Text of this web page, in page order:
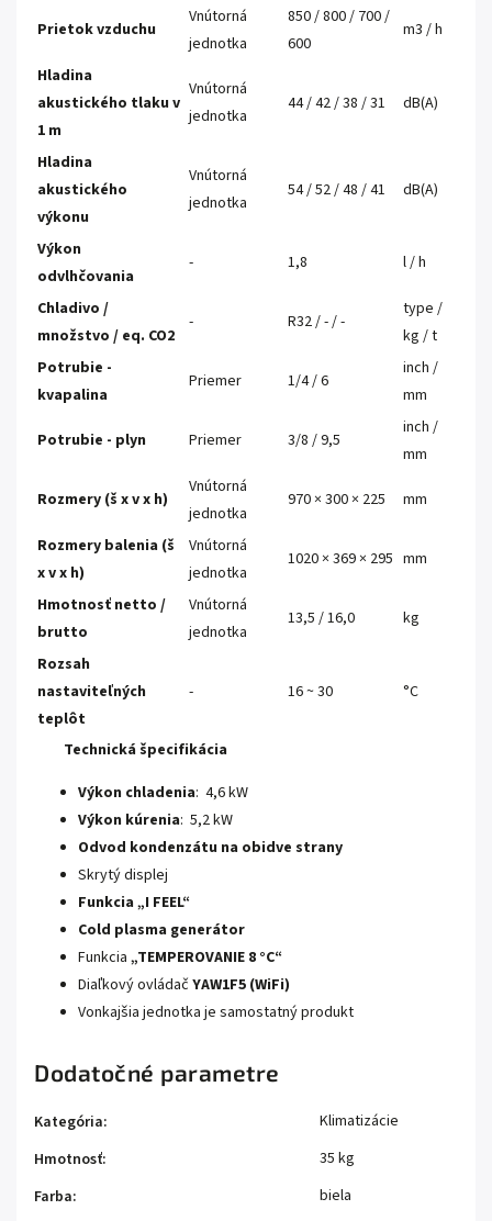
Prietok vzduchu
Vnútorná
jednotka
850 / 800 / 700 /
600
m3 / h
Hladina
akustického tlaku v
1 m
Vnútorná
jednotka
44 / 42 / 38 / 31 dB(A)
Hladina
akustického
výkonu
Vnútorná
jednotka
54 / 52 / 48 / 41 dB(A)
Výkon
odvlhčovania
- 1,8 l / h
Chladivo /
množstvo / eq. CO2
- R32 / - / -
type /
kg / t
Potrubie -
kvapalina
Priemer 1/4 / 6
inch /
mm
Potrubie - plyn Priemer 3/8 / 9,5
inch /
mm
Rozmery (š x v x h)
Vnútorná
jednotka
970 × 300 × 225 mm
Rozmery balenia (š
x v x h)
Vnútorná
jednotka
1020 × 369 × 295 mm
Hmotnosť netto /
brutto
Vnútorná
jednotka
13,5 / 16,0 kg
Rozsah
nastaviteľných
teplôt
- 16 ~ 30 °C
Technická špecifikácia
Výkon chladenia: 4,6 kW
Výkon kúrenia: 5,2 kW
Odvod kondenzátu na obidve strany
Skrytý displej
Funkcia „I FEEL“
Cold plasma generátor
Funkcia „TEMPEROVANIE 8 °C“
Diaľkový ovládačYAW1F5 (WiFi)
Vonkajšia jednotka je samostatný produkt
Dodatočné parametre
Kategória:
Klimatizácie
Hmotnosť:
35 kg
Farba:
biela